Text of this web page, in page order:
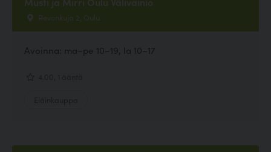
Revonkuja 2, Oulu
Avoinna: ma–pe 10–19, la 10–17